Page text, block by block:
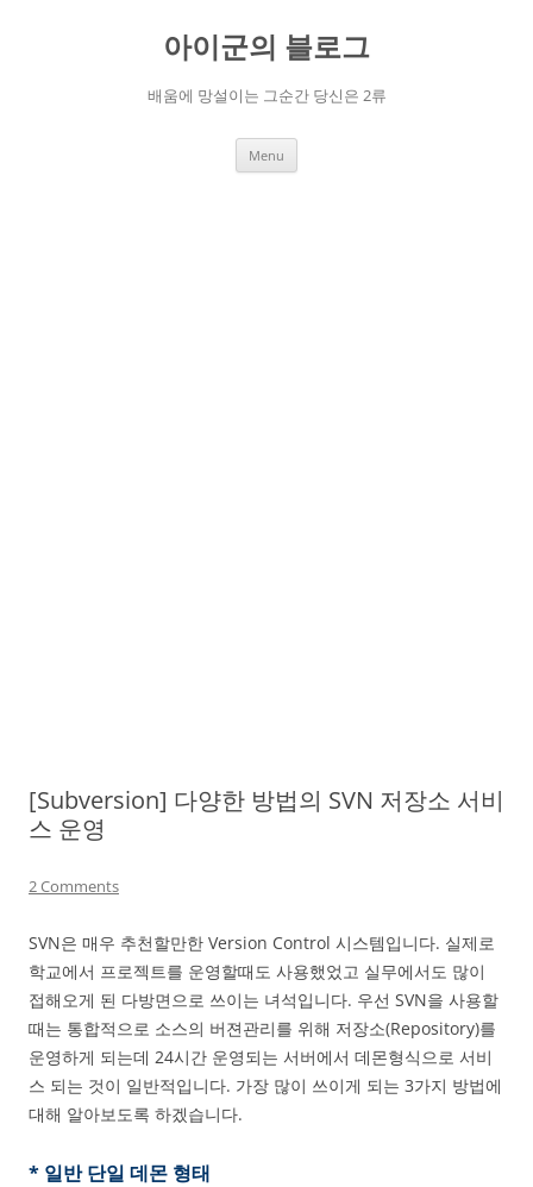
아이군의 블로그
배움에 망설이는 그순간 당신은 2류
Menu
[Subversion] 다양한 방법의 SVN 저장소 서비
스 운영
2 Comments
SVN은 매우 추천할만한 Version Control 시스템입니다. 실제로
학교에서 프로젝트를 운영할때도 사용했었고 실무에서도 많이
접해오게 된 다방면으로 쓰이는 녀석입니다. 우선 SVN을 사용할
때는 통합적으로 소스의 버젼관리를 위해 저장소(Repository)를
운영하게 되는데 24시간 운영되는 서버에서 데몬형식으로 서비
스 되는 것이 일반적입니다. 가장 많이 쓰이게 되는 3가지 방법에
대해 알아보도록 하겠습니다.
* 일반 단일 데몬 형태